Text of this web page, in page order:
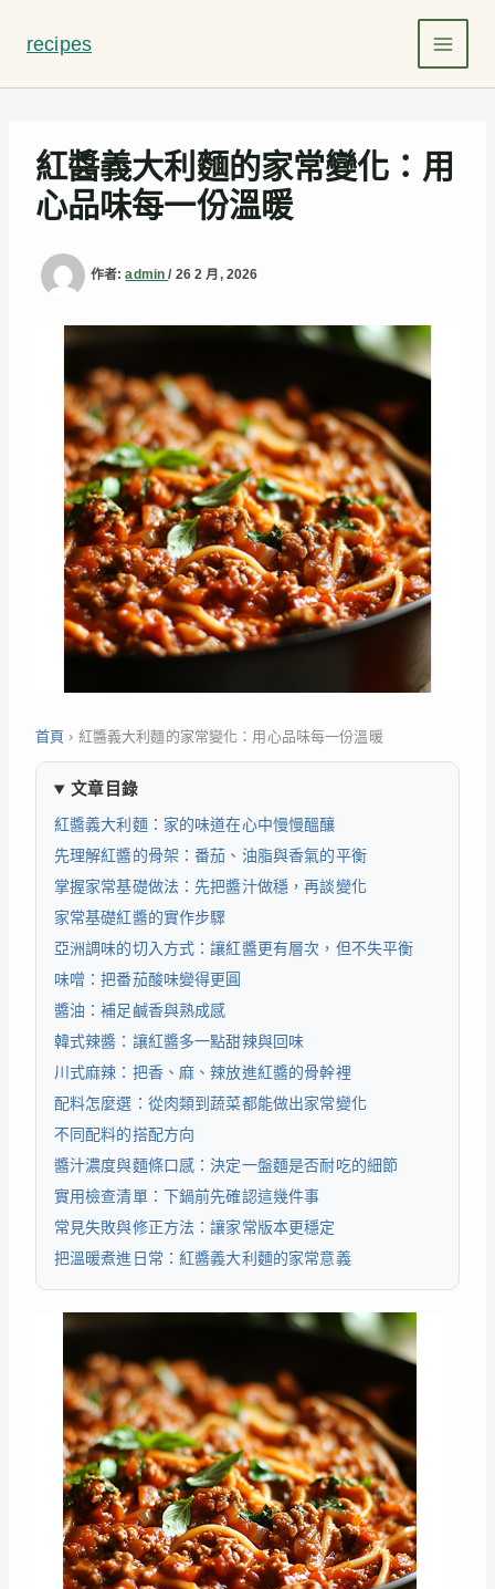
要
recipes
紅醬義大利麵的家常變化：用
心品味每一份溫暖
作者:admin/ 26 2 月, 2026
首頁 › 紅醬義大利麵的家常變化：用心品味每一份溫暖
文章目錄
紅醬義大利麵：家的味道在心中慢慢醞釀
先理解紅醬的骨架：番茄、油脂與香氣的平衡
掌握家常基礎做法：先把醬汁做穩，再談變化
家常基礎紅醬的實作步驟
亞洲調味的切入方式：讓紅醬更有層次，但不失平衡
味噌：把番茄酸味變得更圓
醬油：補足鹹香與熟成感
韓式辣醬：讓紅醬多一點甜辣與回味
川式麻辣：把香、麻、辣放進紅醬的骨幹裡
配料怎麼選：從肉類到蔬菜都能做出家常變化
不同配料的搭配方向
醬汁濃度與麵條口感：決定一盤麵是否耐吃的細節
實用檢查清單：下鍋前先確認這幾件事
常見失敗與修正方法：讓家常版本更穩定
把溫暖煮進日常：紅醬義大利麵的家常意義